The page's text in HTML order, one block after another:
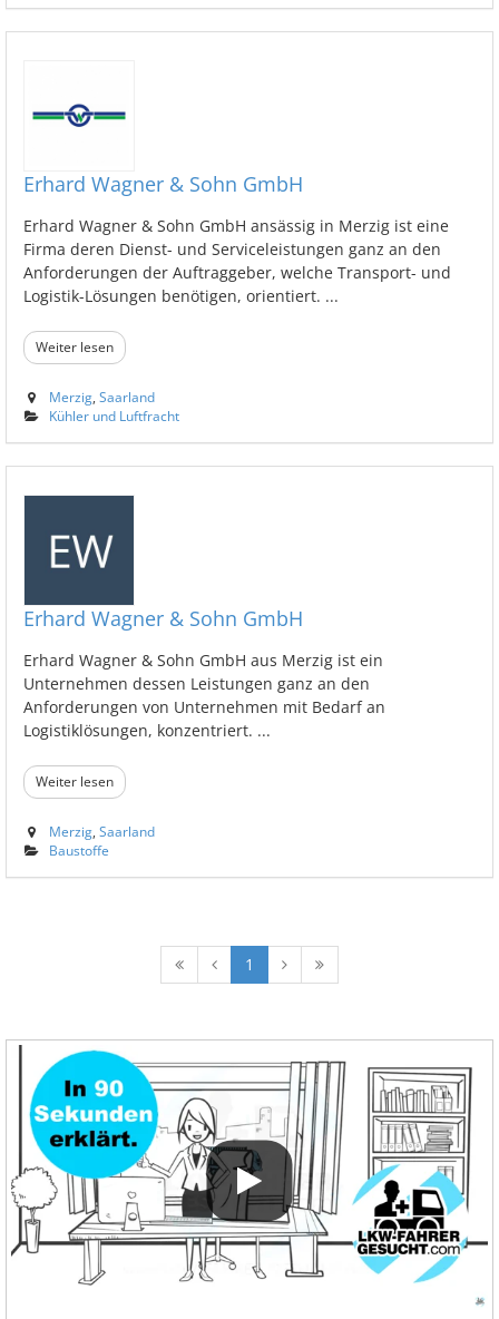
Erhard Wagner & Sohn GmbH
Erhard Wagner & Sohn GmbH ansässig in Merzig ist eine
Firma deren Dienst- und Serviceleistungen ganz an den
Anforderungen der Auftraggeber, welche Transport- und
Logistik-Lösungen benötigen, orientiert. ...
Weiter lesen
Merzig Saarland
Kühler und Luftfracht
Erhard Wagner & Sohn GmbH
Erhard Wagner & Sohn GmbH aus Merzig ist ein
Unternehmen dessen Leistungen ganz an den
Anforderungen von Unternehmen mit Bedarf an
Logistiklösungen, konzentriert. ...
Weiter lesen
Merzig Saarland
Baustoffe
1